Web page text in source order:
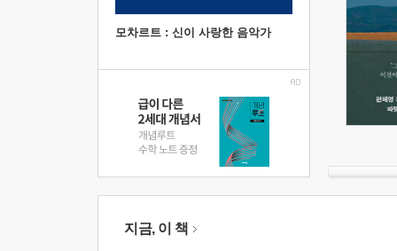
모차르트 : 신이 사랑한 음악가
지금, 이 책